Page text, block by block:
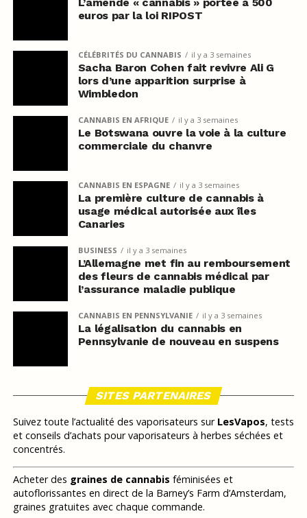
euros par la loi RIPOST
CÉLÉBRITÉS DU CANNABIS il y a 3 semaines
Sacha Baron Cohen fait revivre Ali G
lors d’une apparition surprise à
Wimbledon
CANNABIS EN AFRIQUE il y a 3 semaines
Le Botswana ouvre la voie à la culture
commerciale du chanvre
CANNABIS EN ESPAGNE il y a 3 semaines
La première culture de cannabis à
usage médical autorisée aux îles
Canaries
BUSINESS il y a 3 semaines
L’Allemagne met fin au remboursement
des fleurs de cannabis médical par
l’assurance maladie publique
CANNABIS EN PENNSYLVANIE il y a 3 semaines
La légalisation du cannabis en
Pennsylvanie de nouveau en suspens
SITES PARTENAIRES
Suivez toute l’actualité des vaporisateurs sur LesVapos, tests
et conseils d’achats pour vaporisateurs à herbes séchées et
concentrés.
Acheter des graines de cannabis féminisées et
autoflorissantes en direct de la Barney’s Farm d’Amsterdam,
graines gratuites avec chaque commande.